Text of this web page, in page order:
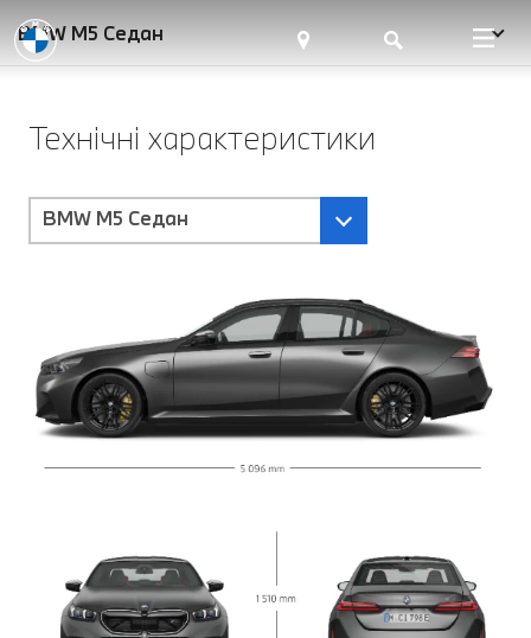
BMW M5 Седан
Технічні характеристики
BMW M5 Седан